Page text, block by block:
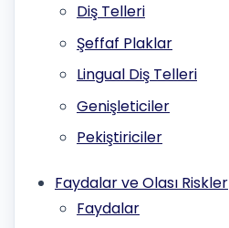
Diş Telleri
Şeffaf Plaklar
Lingual Diş Telleri
Genişleticiler
Pekiştiriciler
Faydalar ve Olası Riskler
Faydalar